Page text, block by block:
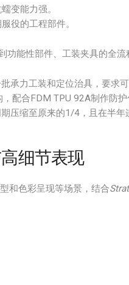
变能力强。
役的工程部件。
功能性部件、工装夹具的全流
承力工装和定位治具，要求
，配合FDM TPU 92A制作防
压缩至原来的1/4，且在半年
细节表现
和色彩呈现等场景，结合